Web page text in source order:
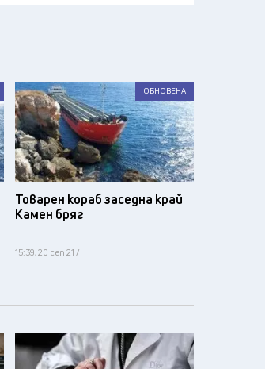
ОБНОВЕНА
Товарен кораб заседна край
Камен бряг
15:39, 20 сеп 21 /